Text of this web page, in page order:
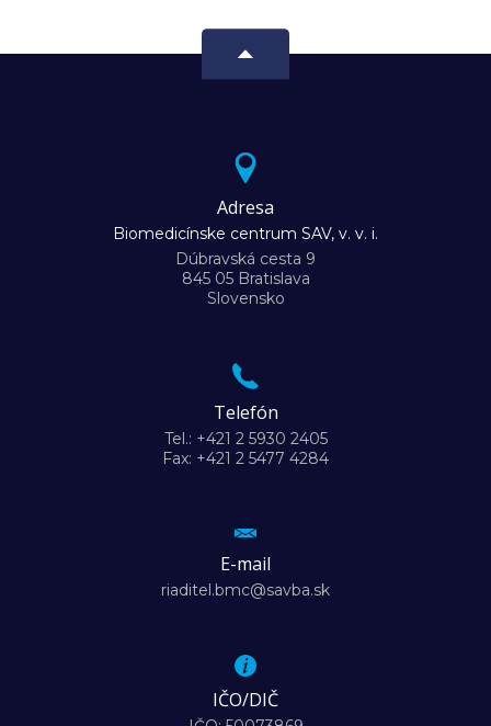
Adresa
Biomedicínske centrum SAV, v. v. i.
Dúbravská cesta 9
845 05 Bratislava
Slovensko
Telefón
Tel.: +421 2 5930 2405
Fax: +421 2 5477 4284
E-mail
riaditel.bmc@savba.sk
IČO/DIČ